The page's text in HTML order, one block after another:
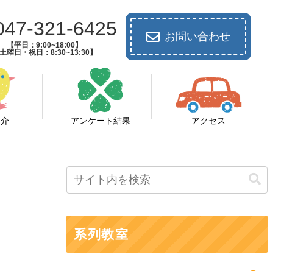
321-6425
【平日：9:00~18:00】
土曜日・祝日：8:30~13:30】
お問い合わせ
アンケート結果 アクセス
系列教室